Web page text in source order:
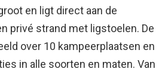
en ligt direct aan de
privé strand met ligstoelen. De
over 10 kampeerplaatsen en
in alle soorten en maten. Van